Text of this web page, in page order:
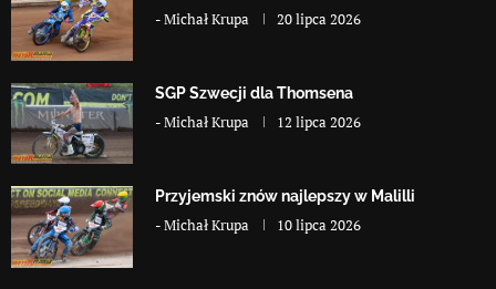
-Michał Krupa 20 lipca 2026
SGP Szwecji dla Thomsena
-Michał Krupa 12 lipca 2026
Przyjemski znów najlepszy w Malilli
-Michał Krupa 10 lipca 2026